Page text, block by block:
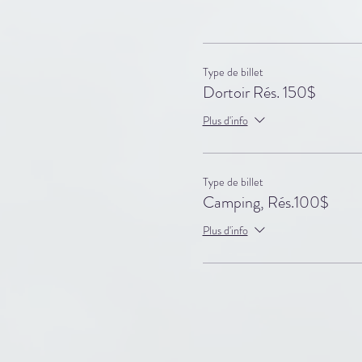
- Accès
Créativité:
Vous allez
Type de billet
Dortoir Rés. 150$
Plus d'info
Type de billet
Camping, Rés.100$
Plus d'info